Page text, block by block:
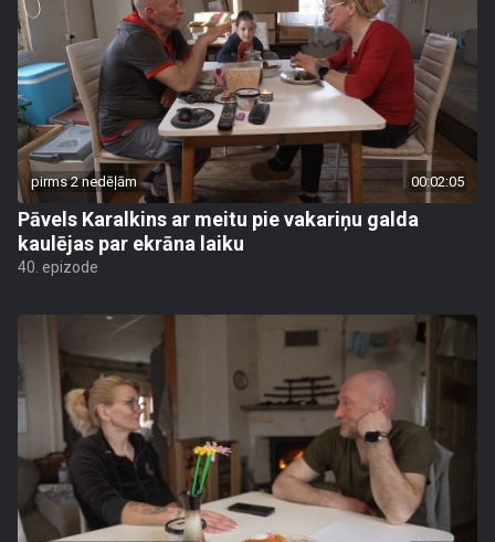
pirms 2 nedēļām 00:02:05
Pāvels Karalkins ar meitu pie vakariņu galda
kaulējas par ekrāna laiku
40. epizode